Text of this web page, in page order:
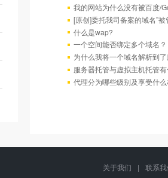
我的网站为什么没有被百度/
[原创]委托我司备案的域名”被
什么是wap?
一个空间能否绑定多个域名？
为什么我将一个域名解析到
服务器托管与虚拟主机托管有
代理分为哪些级别及享受什么
关于我们 | 联系我